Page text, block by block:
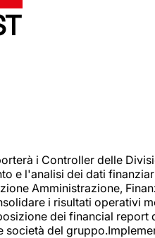
i Controller delle
e l'analisi dei dati
Amministrazione,
i risultati operativi
dei financial
del